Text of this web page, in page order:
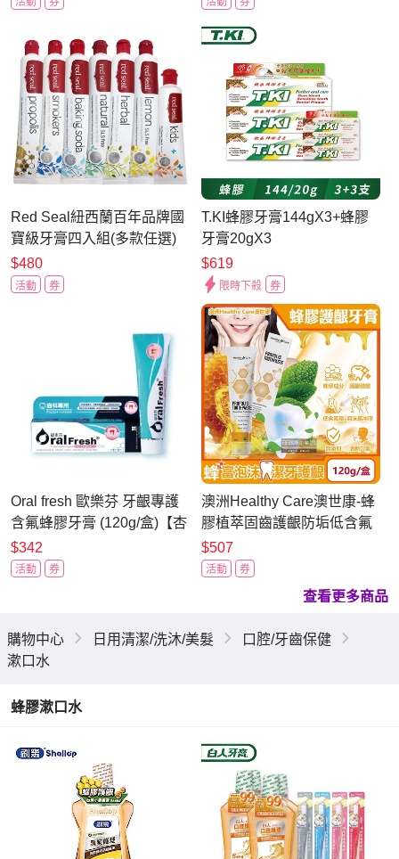
Red Seal紐西蘭百年品牌國
寶級牙膏四入組(多款任選)
$480
活動 券
T.KI蜂膠牙膏144gX3+蜂膠
牙膏20gX3
$619
限時下殺 券
Oral fresh 歐樂芬 牙齦專護
含氟蜂膠牙膏 (120g/盒)【杏
一】
$342
活動 券
澳洲Healthy Care澳世康-蜂
膠植萃固齒護齦防垢低含氟
牙膏120g/盒-薄荷(無糖配方,
預防口臭口氣清新,口腔護理
$507
活動 券
查看更多商品
購物中心 日用清潔/洗沐/美髮
口腔/牙齒保健
漱口水
蜂膠漱口水